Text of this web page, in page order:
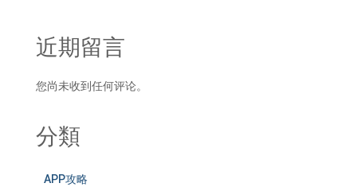
近期留言
您尚未收到任何评论。
分類
APP攻略